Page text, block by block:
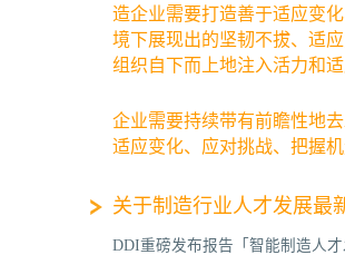
造企业需要打造善于适应变
境下展现出的坚韧不拔、适
组织自下而上地注入活力和适
企业需要持续带有前瞻性地
适应变化、应对挑战、把握
关于制造行业人才发展最
DDI重磅发布报告「智能制造人